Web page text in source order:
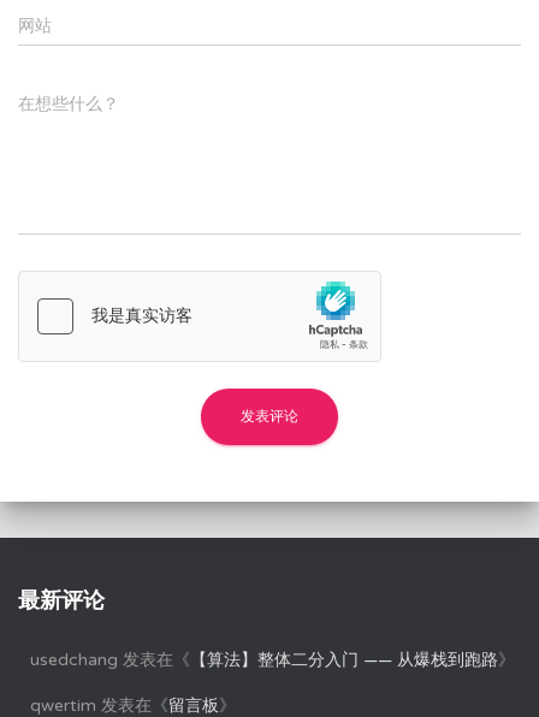
网站
在想些什么？
最新评论
usedchang 发表在《 【算法】整体二分入门 —— 从爆栈到跑路》
qwertim 发表在《留言板》